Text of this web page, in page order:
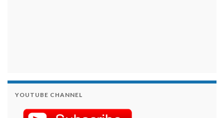
YOUTUBE CHANNEL